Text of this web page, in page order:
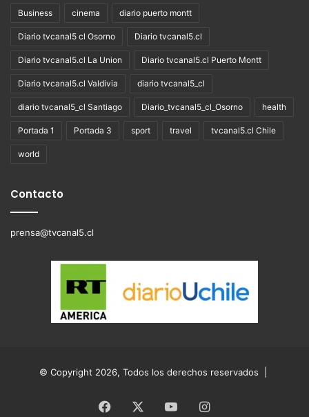
Business cinema diario puerto montt
Diario tvcanal5 cl Osorno Diario tvcanal5.cl
Diario tvcanal5.cl La Union Diario tvcanal5.cl Puerto Montt
Diario tvcanal5.cl Valdivia diario tvcanal5_cl
diario tvcanal5_cl Santiago Diario_tvcanal5_cl_Osorno health
Portada 1 Portada 3 sport travel tvcanal5.cl Chile
world
Contacto
prensa@tvcanal5.cl
© Copyright 2026, Todos los derechos reservados |
Facebook YouTubeInstagram